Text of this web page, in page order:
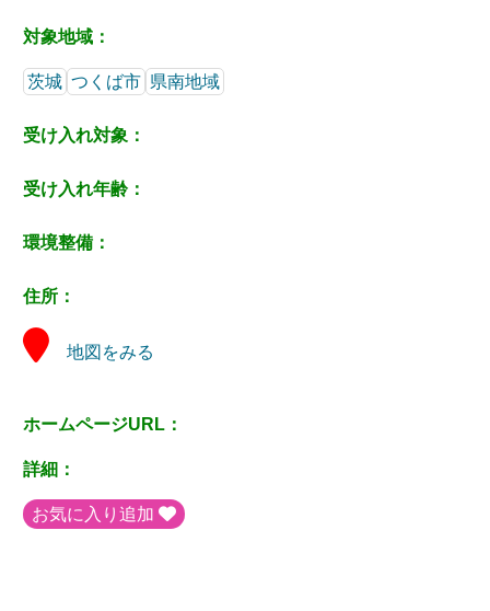
対象地域：
茨城 つくば市 県南地域
受け入れ対象：
受け入れ年齢：
環境整備：
住所：
地図をみる
ホームページURL：
詳細：
お気に入り追加